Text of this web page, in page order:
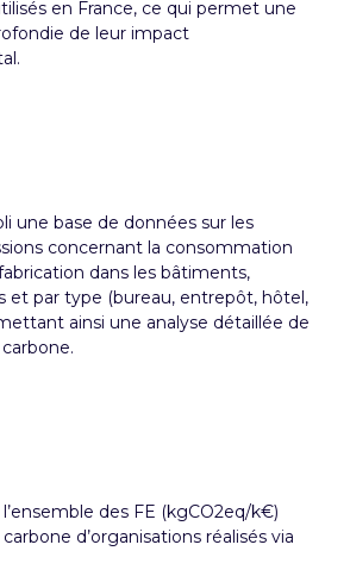
en France, ce qui permet une
de leur impact
une base de données sur les
concernant la consommation
dans les bâtiments,
et par type (bureau, entrepôt, hôtel,
ainsi une analyse détaillée de
des FE (kgCO2eq/k€)
d’organisations réalisés via